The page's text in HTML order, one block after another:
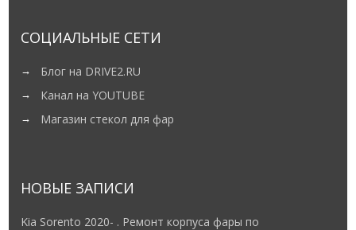
СОЦИАЛЬНЫЕ СЕТИ
Блог на DRIVE2.RU
Канал на YOUTUBE
Магазин стекол для фар
НОВЫЕ ЗАПИСИ
Kia Sorento 2020- . Ремонт корпуса фары по